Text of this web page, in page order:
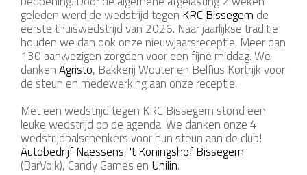
geleden werd de wedstrijd tegen KRC Bissegem de
eerste thuiswedstrijd van 2026. Naar jaarlijkse traditie
houden we dan ook onze nieuwjaarsreceptie. Meer dan
130 aanwezigen zorgden voor een fijne middag. We
dankenAgristo, Bakkerij Wouter en Belfius Kortrijk voor
de steun en medewerking aan onze receptie.
Met een wedstrijd tegen KRC Bissegem stond een
leuke wedstrijd op de agenda. We danken onze 4
wedstrijdbalschenkers voor hun steun aan de club!
Autobedrijf Naessens,'t Koningshof Bissegem
(BarVolk), Candy Games en Unilin.